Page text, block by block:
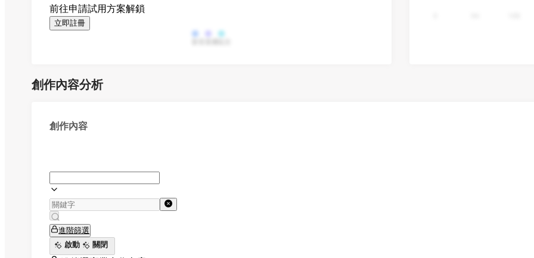
前往申請試用方案解鎖
立即註冊
創作內容分析
創作內容
進階篩選
啟動
關閉